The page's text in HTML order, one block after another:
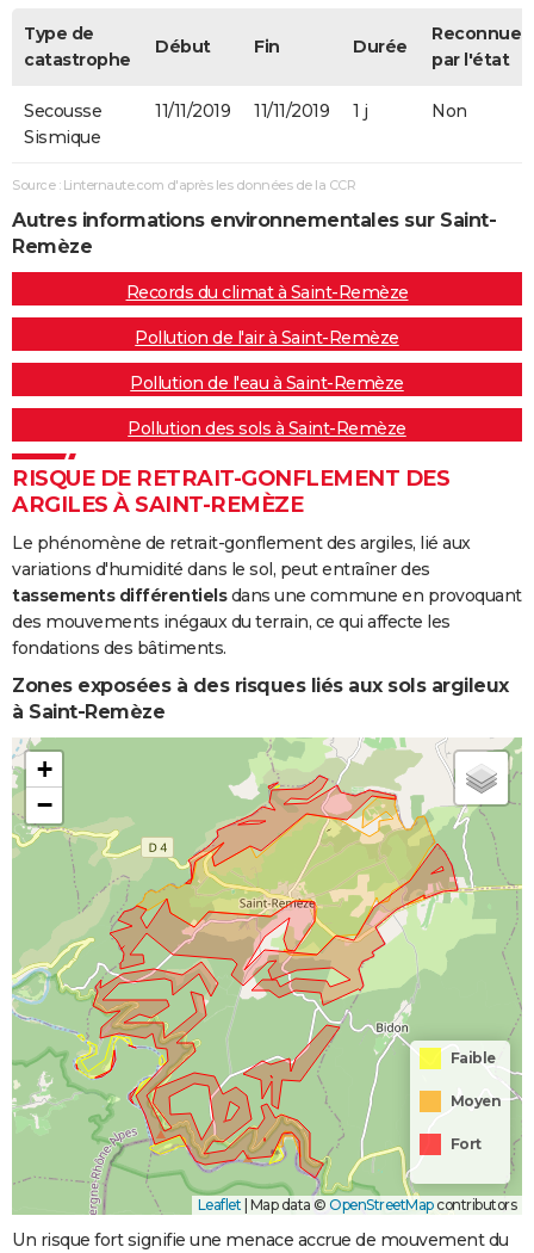
Type de
catastrophe
Début Fin Durée
Reconnue
par l'état
Secousse
Sismique
11/11/2019 11/11/2019 1 j Non
Source : Linternaute.com d'après les données de la CCR
Autres informations environnementales sur Saint-
Remèze
Records du climat à Saint-Remèze
Pollution de l'air à Saint-Remèze
Pollution de l'eau à Saint-Remèze
Pollution des sols à Saint-Remèze
RISQUE DE RETRAIT-GONFLEMENT DES
ARGILES À SAINT-REMÈZE
Le phénomène de retrait-gonflement des argiles, lié aux
variations d'humidité dans le sol, peut entraîner des
tassements différentielsdans une commune en provoquant
des mouvements inégaux du terrain, ce qui affecte les
fondations des bâtiments.
Zones exposées à des risques liés aux sols argileux
à Saint-Remèze
+
−
Faible
Moyen
Fort
Leaflet Map data © OpenStreetMapcontributors
Un risque fort signifie une menace accrue de mouvement du